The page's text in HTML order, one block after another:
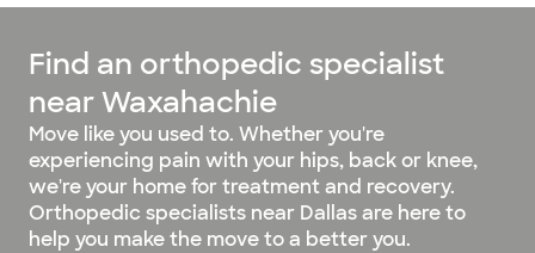
Find an orthopedic specialist
near Waxahachie
Move like you used to. Whether you're
experiencing pain with your hips, back or knee,
we're your home for treatment and recovery.
Orthopedic specialists near Dallas are here to
help you make the move to a better you.